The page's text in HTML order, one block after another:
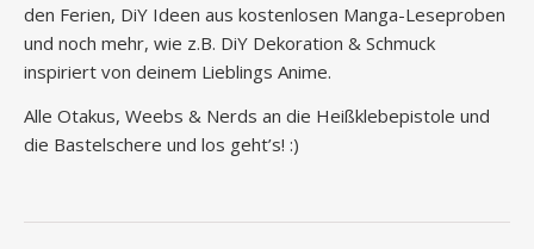
den Ferien, DiY Ideen aus kostenlosen Manga-Leseproben
und noch mehr, wie z.B. DiY Dekoration & Schmuck
inspiriert von deinem Lieblings Anime.
Alle Otakus, Weebs & Nerds an die Heißklebepistole und
die Bastelschere und los geht’s! :)